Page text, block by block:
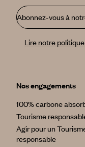
Abonnez-vous à
Lire notre
Nos engagements
100% carbone
Tourisme
Agir pour un
responsable